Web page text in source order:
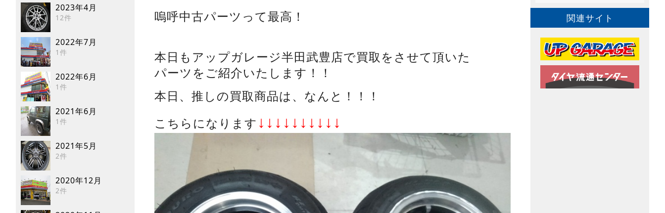
2023年4月
12件
2022年7月
1件
2022年6月
1件
2021年6月
1件
2021年5月
2件
2020年12月
2件
嗚呼中古パーツって最高！
本日もアップガレージ半田武豊店で買取をさせて頂いた
パーツをご紹介いたします！！
本日、推しの買取商品は、なんと！！！
こちらになります ↓↓↓↓↓↓↓↓↓↓
関連サイト